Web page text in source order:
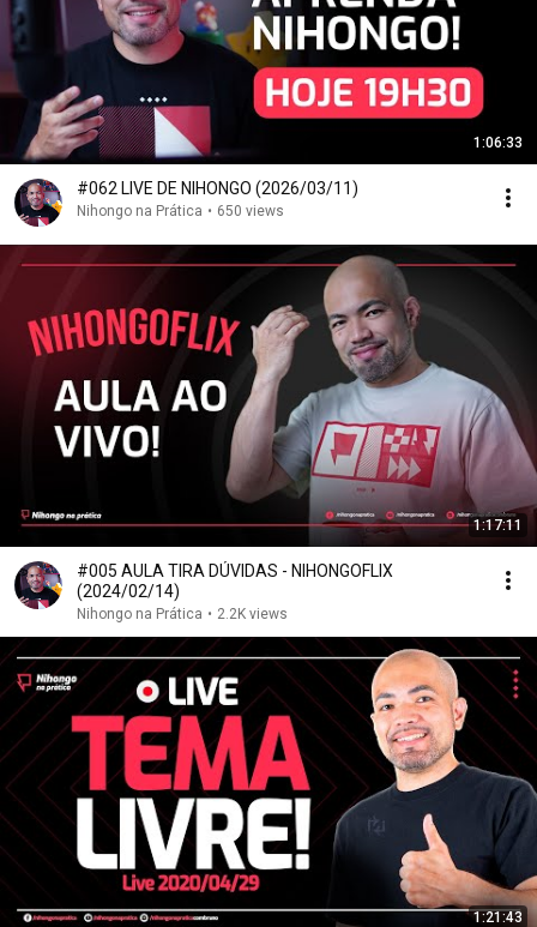
1:06:33
#062 LIVE DE NIHONGO (2026/03/11)
Nihongo na Prática • 650 views
1:17:11
#005 AULA TIRA DÚVIDAS - NIHONGOFLIX
(2024/02/14)
Nihongo na Prática • 2.2K views
1:21:43